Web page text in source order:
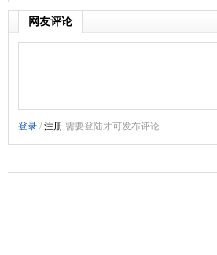
网友评论